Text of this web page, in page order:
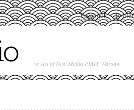
Facebook Twitter
@ Art of New Media PJAIT Warsaw